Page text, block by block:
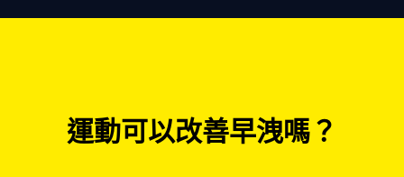
運動可以改善早洩嗎？